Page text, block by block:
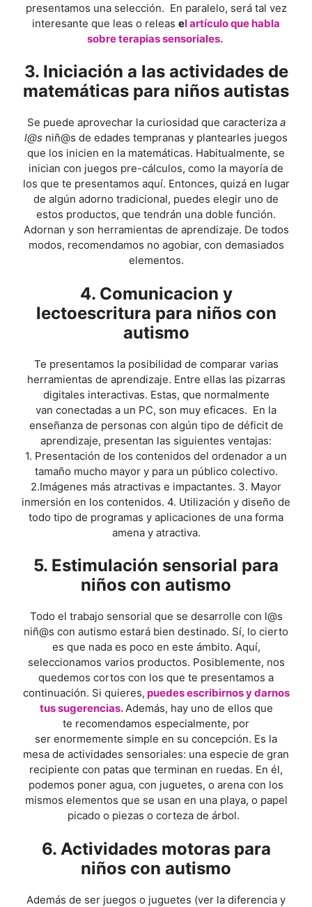
presentamos una selección. En paralelo, será tal vez
interesante que leas o releas elartículo que habla
sobre terapias sensoriales.
3. Iniciación a las actividades de
matemáticas para niños autistas
Se puede aprovechar la curiosidad que caracteriza a
l@s niñ@s de edades tempranas y plantearles juegos
que los inicien en la matemáticas. Habitualmente, se
inician con juegos pre-cálculos, como la mayoría de
los que te presentamos aquí. Entonces, quizá en lugar
de algún adorno tradicional, puedes elegir uno de
estos productos, que tendrán una doble función.
Adornan y son herramientas de aprendizaje. De todos
modos, recomendamos no agobiar, con demasiados
elementos.
4. Comunicacion y
lectoescritura para niños con
autismo
Te presentamos la posibilidad de comparar varias
herramientas de aprendizaje. Entre ellas las pizarras
digitales interactivas. Estas, que normalmente
van conectadas a un PC, son muy eficaces. En la
enseñanza de personas con algún tipo de déficit de
aprendizaje, presentan las siguientes ventajas:
1. Presentación de los contenidos del ordenador a un
tamaño mucho mayor y para un público colectivo.
2.Imágenes más atractivas e impactantes. 3. Mayor
inmersión en los contenidos. 4. Utilización y diseño de
todo tipo de programas y aplicaciones de una forma
amena y atractiva.
5. Estimulación sensorial para
niños con autismo
Todo el trabajo sensorial que se desarrolle con l@s
niñ@s con autismo estará bien destinado. Sí, lo cierto
es que nada es poco en este ámbito. Aquí,
seleccionamos varios productos. Posiblemente, nos
quedemos cortos con los que te presentamos a
continuación. Si quieres, puedes escribirnos y darnos
tus sugerencias.Además, hay uno de ellos que
te recomendamos especialmente, por
ser enormemente simple en su concepción. Es la
mesa de actividades sensoriales: una especie de gran
recipiente con patas que terminan en ruedas. En él,
podemos poner agua, con juguetes, o arena con los
mismos elementos que se usan en una playa, o papel
picado o piezas o corteza de árbol.
6. Actividades motoras para
niños con autismo
Además de ser juegos o juguetes (ver la diferencia y